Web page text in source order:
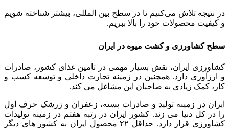
در نتیجه تلاش می‌کنیم تا در سطح بین المللی، بیشتر شناخته شویم
و کیفیت محصولات خود را بالا ببریم.
سطح کشاورزی و کشت میوه در ایران
کشاورزی ایران، نقش بسیار مهمی در تامین غذای کشور، صادرات
و ارزآوری دارد. همچنین در زمینه تجارت داخلی و توسعه کسب و
کار، کمک زیادی به صاحبان این مشاغل می کند.
ایران در زمینه تولید و صادرات پسته، زعفران و زرشک حرف اول
را در کل دنیا می زند. کشور ایران در رتبه هفتم در زمینه تولیدات
کشاورزی قرار دارد. حداقل ۲۲ محصول ایران به کشور های دیگر